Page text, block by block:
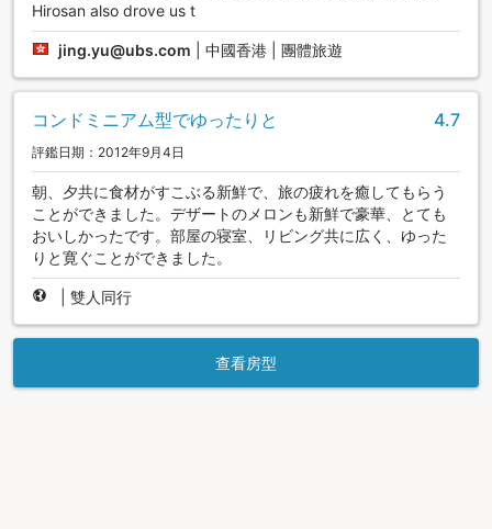
Hirosan also drove us t
jing.yu@ubs.com 中國香港 | 團體旅遊
コンドミニアム型でゆったりと 4.7
評鑑日期：2012年9月4日
朝、夕共に食材がすこぶる新鮮で、旅の疲れを癒してもらう
ことができました。デザートのメロンも新鮮で豪華、とても
おいしかったです。部屋の寝室、リビング共に広く、ゆった
りと寛ぐことができました。
雙人同行
查看房型